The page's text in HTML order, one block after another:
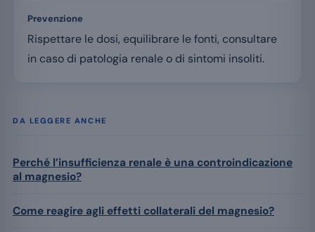
Prevenzione
Rispettare le dosi, equilibrare le fonti, consultare
in caso di patologia renale o di sintomi insoliti.
DA LEGGERE ANCHE
Perché l’insufficienza renale è una controindicazione
al magnesio?
Come reagire agli effetti collaterali del magnesio?